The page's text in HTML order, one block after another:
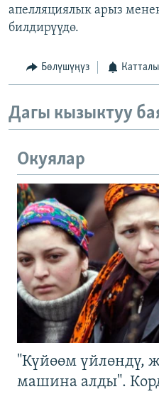
апелляциялык арыз
билдирүүдө.
Бөлүшүңүз
Дагы кызыктуу
Окуялар
"Күйөөм үйлөндү,
машина алды".